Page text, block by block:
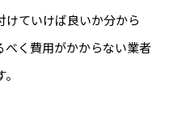
けていけば良いか分から
く費用がかからない業者